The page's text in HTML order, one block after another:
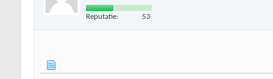
Reputatie: 53